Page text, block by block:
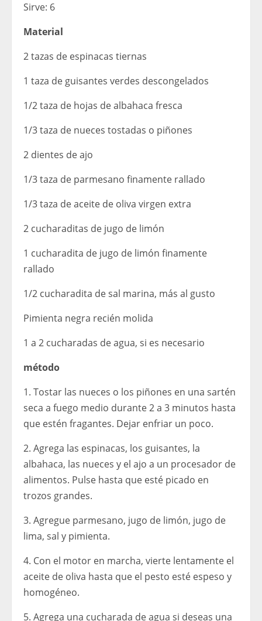
Sirve: 6
Material
2 tazas de espinacas tiernas
1 taza de guisantes verdes descongelados
1/2 taza de hojas de albahaca fresca
1/3 taza de nueces tostadas o piñones
2 dientes de ajo
1/3 taza de parmesano finamente rallado
1/3 taza de aceite de oliva virgen extra
2 cucharaditas de jugo de limón
1 cucharadita de jugo de limón finamente
rallado
1/2 cucharadita de sal marina, más al gusto
Pimienta negra recién molida
1 a 2 cucharadas de agua, si es necesario
método
1. Tostar las nueces o los piñones en una sartén
seca a fuego medio durante 2 a 3 minutos hasta
que estén fragantes. Dejar enfriar un poco.
2. Agrega las espinacas, los guisantes, la
albahaca, las nueces y el ajo a un procesador de
alimentos. Pulse hasta que esté picado en
trozos grandes.
3. Agregue parmesano, jugo de limón, jugo de
lima, sal y pimienta.
4. Con el motor en marcha, vierte lentamente el
aceite de oliva hasta que el pesto esté espeso y
homogéneo.
5. Agrega una cucharada de agua si deseas una